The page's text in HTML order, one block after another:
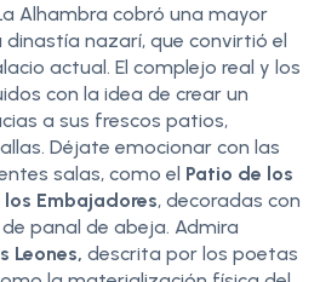
Alhambra cobró una mayor
nazarí, que convirtió el
actual. El complejo real y los
con la idea de crear un
a sus frescos patios,
Déjate emocionar con las
salas, como el Patio de los
los Embajadores, decoradas con
panal de abeja. Admira
Leones, descrita por los poetas